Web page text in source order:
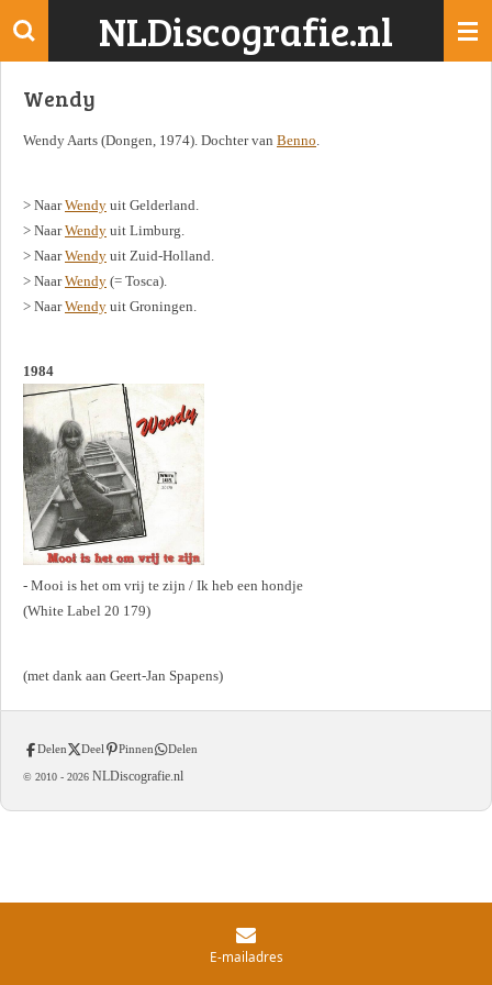
Ga
de
NLDiscografie.nl
Wendy
Wendy Aarts (Dongen, 1974). Dochter van Benno.
> NaarWendy uit Gelderland.
> NaarWendy uit Limburg.
> NaarWendy uit Zuid-Holland.
> NaarWendy (= Tosca).
> NaarWendy uit Groningen.
1984
- Mooi is het om vrij te zijn / Ik heb een hondje
(White Label 20 179)
(met dank aan Geert-Jan Spapens)
Delen Deel Pinnen Delen
© 2010 - 2026 NLDiscografie.nl
E-mailadres